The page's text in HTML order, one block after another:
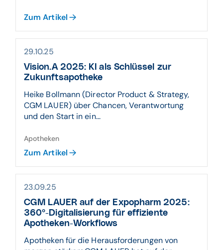
Zum Artikel
29.10.25
Vision.A 2025: KI als Schlüssel zur
Zukunftsapotheke
Heike Bollmann (Director Product & Strategy,
CGM LAUER) über Chancen, Verantwortung
und den Start in ein...
Apotheken
Zum Artikel
23.09.25
CGM LAUER auf der Expopharm 2025:
360°-Digitalisierung für effiziente
Apotheken-Workflows
Apotheken für die Herausforderungen von